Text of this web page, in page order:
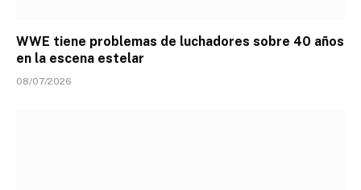
WWE tiene problemas de luchadores sobre 40 años
en la escena estelar
08/07/2026